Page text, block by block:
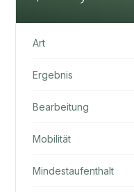
Art
Ergebnis
Bearbeitung
Mobilität
Mindestaufenthalt